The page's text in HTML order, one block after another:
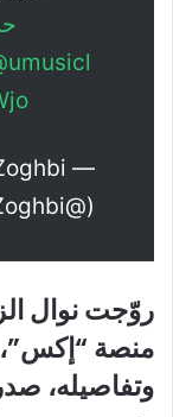
(@NawalElZoghbi)
روّجت نوال
منصة
وتفاصيله،